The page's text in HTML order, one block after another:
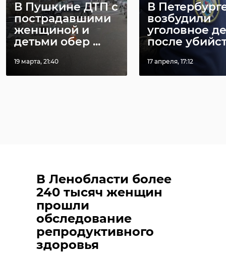
В Пушкине ДТП с
пострадавшими
женщиной и
детьми обер ...
19 марта, 21:40
В
возбудили
уголовное
после
17 апреля, 17:12
В Ленобласти более
240 тысяч женщин
прошли
обследование
репродуктивного
здоровья